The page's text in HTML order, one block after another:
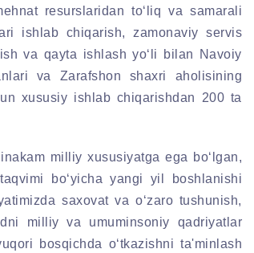
resurslaridan to‘liq va samarali
ishlab chiqarish, zamonaviy servis
va qayta ishlash yo‘li bilan Navoiy
va Zarafshon shaxri aholisining
xususiy ishlab chiqarishdan 200 ta
milliy xususiyatga ega bo‘lgan,
bo‘yicha yangi yil boshlanishi
saxovat va o‘zaro tushunish,
milliy va umuminsoniy qadriyatlar
bosqichda o‘tkazishni ta'minlash